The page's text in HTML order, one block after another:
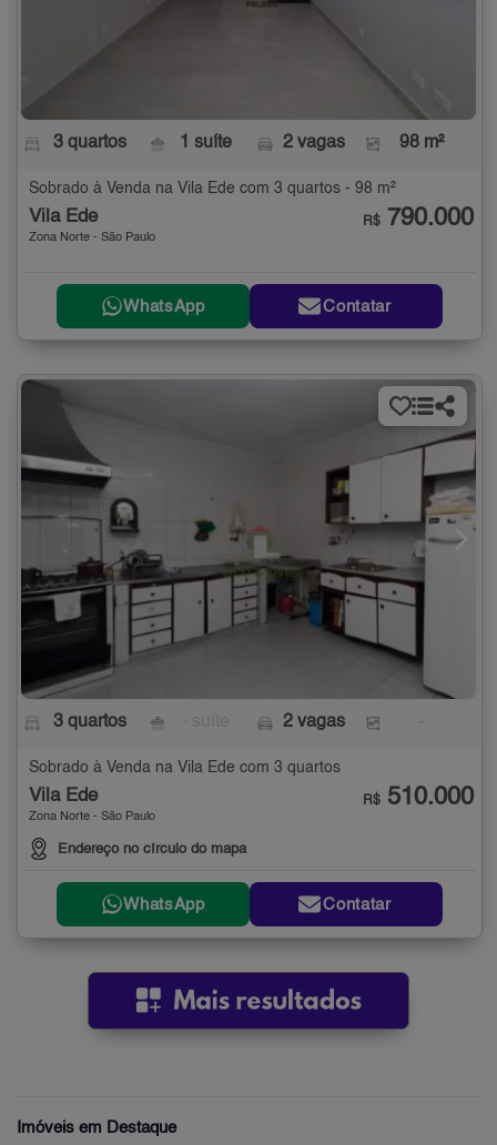
3 quartos 1 suíte 2 vagas 98 m²
Sobrado à Venda na Vila Ede com 3 quartos - 98 m²
Vila Ede
Zona Norte - São Paulo
R$ 790.000
WhatsApp Contatar
3 quartos 2 vagas
Sobrado à Venda na Vila Ede com 3 quartos
Vila Ede
Zona Norte - São Paulo
Endereço no círculo do mapa
R$ 510.000
WhatsApp Contatar
Imóveis em Destaque